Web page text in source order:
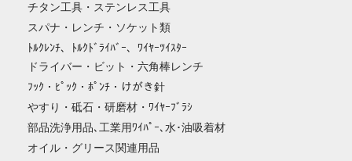
チタン工具・ステンレス工具
スパナ・レンチ・ソケット類
ﾄﾙｸﾚﾝﾁ、ﾄﾙｸﾄﾞﾗｲﾊﾞｰ、ﾜｲﾔｰﾂｲｽﾀｰ
ドライバー・ビット・六角棒レンチ
ﾌｯｸ・ﾋﾟｯｸ・ﾎﾟﾝﾁ・けがき針
やすり・砥石・研磨材・ﾜｲﾔｰﾌﾞﾗｼ
部品洗浄用品､工業用ﾜｲﾊﾟｰ､水･油吸着材
オイル・グリース関連用品